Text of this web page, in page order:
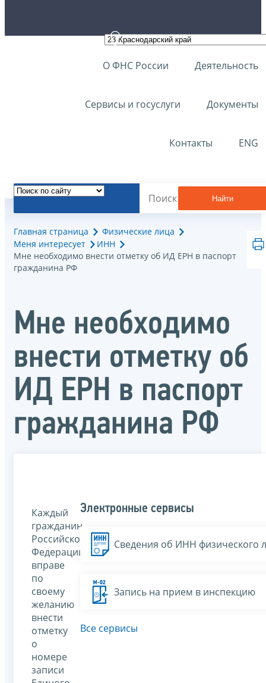
О ФНС России Деятельность
Сервисы и госуслуги Документы
Контакты ENG
Найти
Главная страница
Физические лица
Меня интересует
ИНН
Мне необходимо внести отметку об ИД ЕРН в паспорт
гражданина РФ
Мне необходимо
внести отметку об
ИД ЕРН в паспорт
гражданина РФ
Каждый
гражданин
Российской
Федерации
вправе
по
своему
желанию
внести
отметку
о
номере
записи
Электронные сервисы
Сведения об ИНН физического
Запись на прием в инспекцию
Все сервисы